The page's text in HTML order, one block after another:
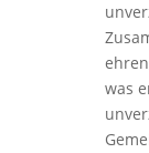
was